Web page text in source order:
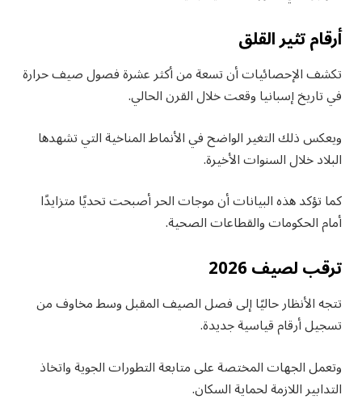
أرقام تثير القلق
تكشف الإحصائيات أن تسعة من أكثر عشرة فصول صيف حرارة
في تاريخ إسبانيا وقعت خلال القرن الحالي.
ويعكس ذلك التغير الواضح في الأنماط المناخية التي تشهدها
البلاد خلال السنوات الأخيرة.
كما تؤكد هذه البيانات أن موجات الحر أصبحت تحديًا متزايدًا
أمام الحكومات والقطاعات الصحية.
ترقب لصيف 2026
تتجه الأنظار حاليًا إلى فصل الصيف المقبل وسط مخاوف من
تسجيل أرقام قياسية جديدة.
وتعمل الجهات المختصة على متابعة التطورات الجوية واتخاذ
التدابير اللازمة لحماية السكان.